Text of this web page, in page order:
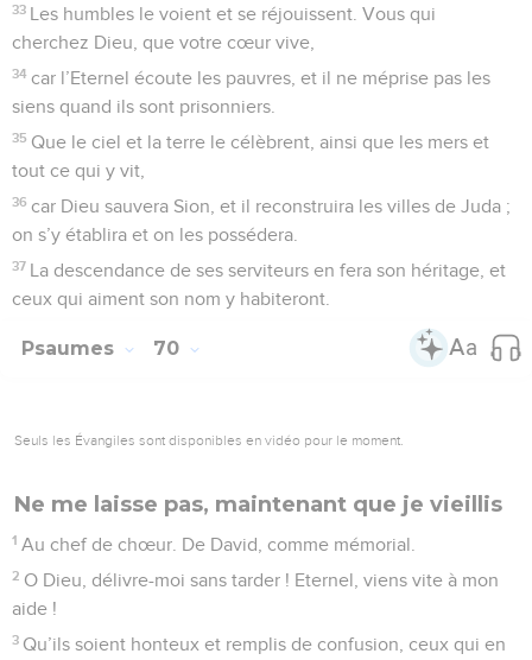
33 Les humbles le voient et se réjouissent. Vous qui
cherchez Dieu, que votre cœur vive,
34 car l’Eternel écoute les pauvres, et il ne méprise pas les
siens quand ils sont prisonniers.
35 Que le ciel et la terre le célèbrent, ainsi que les mers et
tout ce qui y vit,
36 car Dieu sauvera Sion, et il reconstruira les villes de Juda ;
on s’y établira et on les possédera.
37 La descendance de ses serviteurs en fera son héritage, et
ceux qui aiment son nom y habiteront.
Psaumes 70
Seuls les Évangiles sont disponibles en vidéo pour le moment.
Ne me laisse pas, maintenant que je vieillis
1 Au chef de chœur. De David, comme mémorial.
2 O Dieu, délivre-moi sans tarder ! Eternel, viens vite à mon
aide !
3 Qu’ils soient honteux et remplis de confusion, ceux qui en